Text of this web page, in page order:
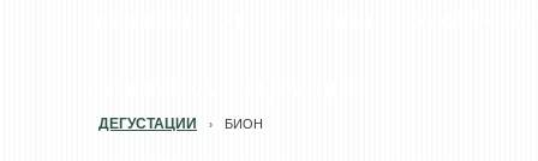
ДЕГУСТАЦИИ › БИОН